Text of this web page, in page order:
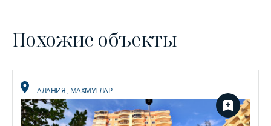
Похожие объекты
АЛАНИЯ, МАХМУТЛАР